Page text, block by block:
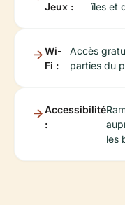
Jeux :
îles et
Wi-
Fi :
Accès
parties du
Accessibilité
:
les